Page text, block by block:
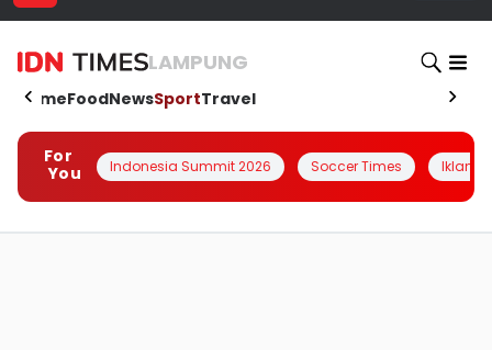
LAMPUNG
HomeFoodNewsSportTravel
For
You
Indonesia Summit 2026 Soccer Times Iklanin